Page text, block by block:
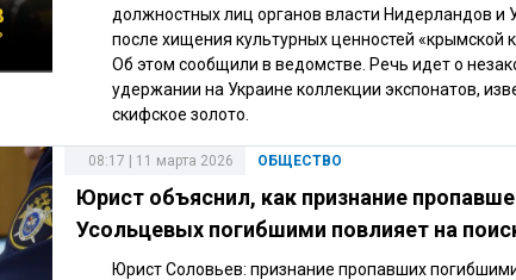
должностных лиц органов власти Нидерландов и
после хищения культурных ценностей «крымской
Об этом сообщили в ведомстве. Речь идет о
удержании на Украине коллекции экспонатов,
скифское золото.
ОБЩЕСТВО
08:17 | 11 марта 2026
Юрист объяснил, как признание
Усольцевых погибшими повлияет на
Юрист Соловьев: признание пропавших